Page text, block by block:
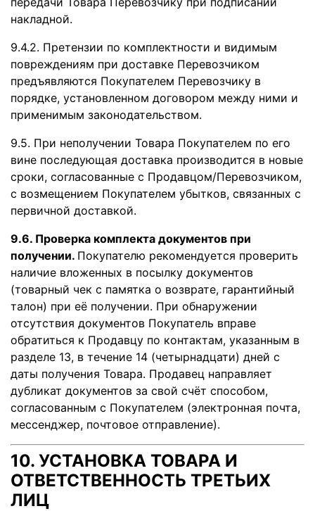
накладной.
9.4.2. Претензии по комплектности и видимым
повреждениям при доставке Перевозчиком
предъявляются Покупателем Перевозчику в
порядке, установленном договором между ними и
применимым законодательством.
9.5. При неполучении Товара Покупателем по его
вине последующая доставка производится в новые
сроки, согласованные с Продавцом/Перевозчиком,
с возмещением Покупателем убытков, связанных с
первичной доставкой.
9.6. Проверка комплекта документов при
получении. Покупателю рекомендуется проверить
наличие вложенных в посылку документов
(товарный чек с памятка о возврате, гарантийный
талон) при её получении. При обнаружении
отсутствия документов Покупатель вправе
обратиться к Продавцу по контактам, указанным в
разделе 13, в течение 14 (четырнадцати) дней с
даты получения Товара. Продавец направляет
дубликат документов за свой счёт способом,
согласованным с Покупателем (электронная почта,
мессенджер, почтовое отправление).
10. УСТАНОВКА ТОВАРА И
ОТВЕТСТВЕННОСТЬ ТРЕТЬИХ
ЛИЦ